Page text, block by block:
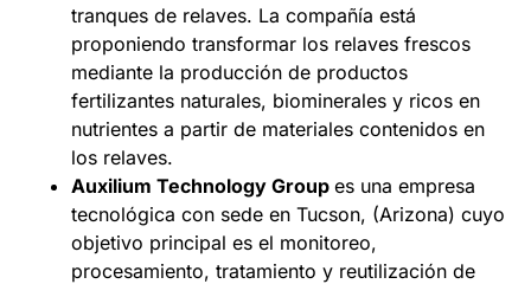
tranques de relaves. La compañía está
proponiendo transformar los relaves frescos
mediante la producción de productos
fertilizantes naturales, biominerales y ricos en
nutrientes a partir de materiales contenidos en
los relaves.
Auxilium Technology Group es una empresa
tecnológica con sede en Tucson, (Arizona) cuyo
objetivo principal es el monitoreo,
procesamiento, tratamiento y reutilización de